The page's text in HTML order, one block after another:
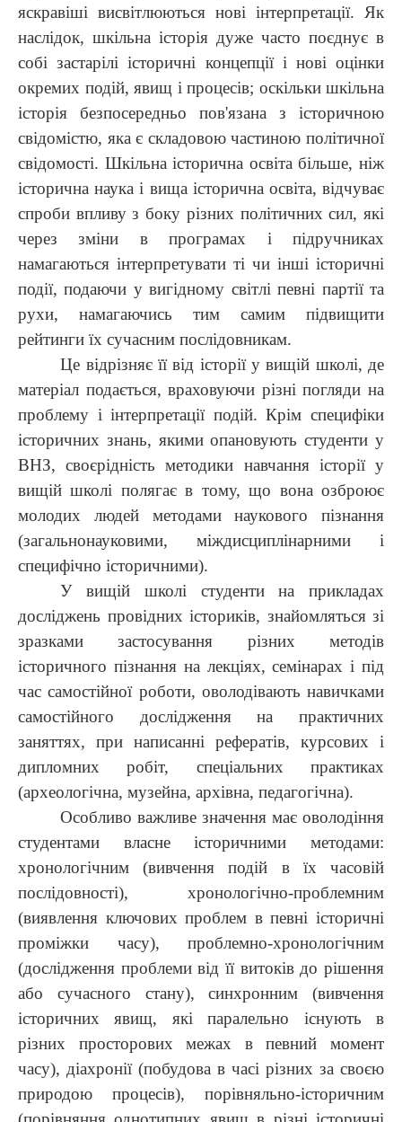
яскравіші висвітлюються нові інтерпретації. Як
наслідок, шкільна історія дуже часто поєднує в
собі застарілі історичні концепції і нові оцінки
окремих подій, явищ і процесів; оскільки шкільна
історія безпосередньо пов'язана з історичною
свідомістю, яка є складовою частиною політичної
свідомості. Шкільна історична освіта більше, ніж
історична наука і вища історична освіта, відчуває
спроби впливу з боку різних політичних сил, які
через зміни в програмах і підручниках
намагаються інтерпретувати ті чи інші історичні
події, подаючи у вигідному світлі певні партії та
рухи, намагаючись тим самим підвищити
рейтинги їх сучасним послідовникам.
Це відрізняє її від історії у вищій школі, де
матеріал подається, враховуючи різні погляди на
проблему і інтерпретації подій. Крім специфіки
історичних знань, якими опановують студенти у
ВНЗ, своєрідність методики навчання історії у
вищій школі полягає в тому, що вона озброює
молодих людей методами наукового пізнання
(загальнонауковими, міждисциплінарними і
специфічно історичними).
У вищій школі студенти на прикладах
досліджень провідних істориків, знайомляться зі
зразками застосування різних методів
історичного пізнання на лекціях, семінарах і під
час самостійної роботи, оволодівають навичками
самостійного дослідження на практичних
заняттях, при написанні рефератів, курсових і
дипломних робіт, спеціальних практиках
(археологічна, музейна, архівна, педагогічна).
Особливо важливе значення має оволодіння
студентами власне історичними методами:
хронологічним (вивчення подій в їх часовій
послідовності), хронологічно-проблемним
(виявлення ключових проблем в певні історичні
проміжки часу), проблемно-хронологічним
(дослідження проблеми від її витоків до рішення
або сучасного стану), синхронним (вивчення
історичних явищ, які паралельно існують в
різних просторових межах в певний момент
часу), діахронії (побудова в часі різних за своєю
природою процесів), порівняльно-історичним